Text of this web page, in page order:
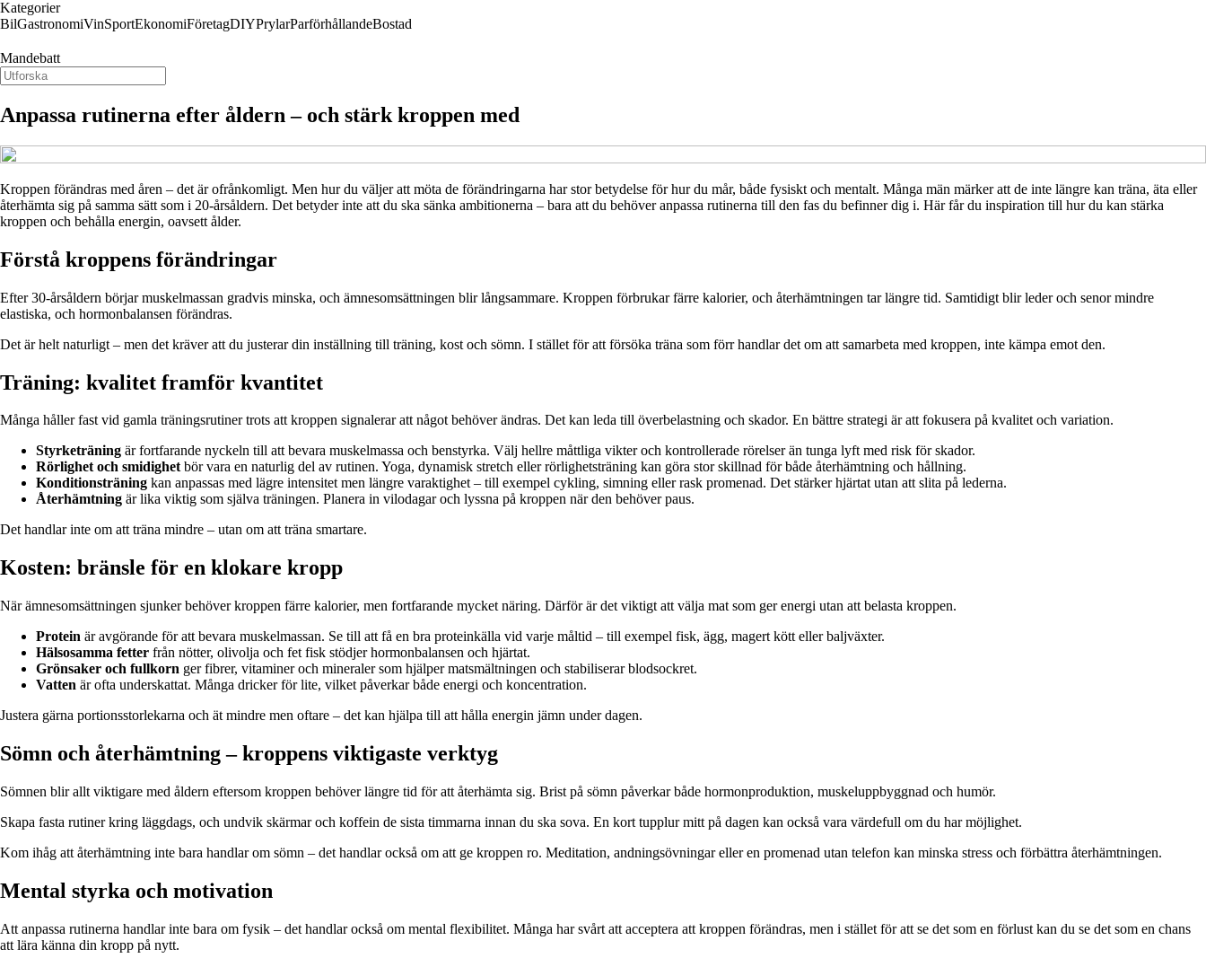
Kategorier
BilGastronomiVinSportEkonomiFöretagDIYPrylarParförhållandeBostad
Mandebatt
Anpassa rutinerna efter åldern – och stärk kroppen med
Kroppen förändras med åren – det är ofrånkomligt. Men hur du väljer att möta de förändringarna har stor betydelse för hur du mår, både fysiskt och mentalt. Många män märker att de inte längre kan träna, äta eller
återhämta sig på samma sätt som i 20-årsåldern. Det betyder inte att du ska sänka ambitionerna – bara att du behöver anpassa rutinerna till den fas du befinner dig i. Här får du inspiration till hur du kan stärka
kroppen och behålla energin, oavsett ålder.
Förstå kroppens förändringar
Efter 30-årsåldern börjar muskelmassan gradvis minska, och ämnesomsättningen blir långsammare. Kroppen förbrukar färre kalorier, och återhämtningen tar längre tid. Samtidigt blir leder och senor mindre
elastiska, och hormonbalansen förändras.
Det är helt naturligt – men det kräver att du justerar din inställning till träning, kost och sömn. I stället för att försöka träna som förr handlar det om att samarbeta med kroppen, inte kämpa emot den.
Träning: kvalitet framför kvantitet
Många håller fast vid gamla träningsrutiner trots att kroppen signalerar att något behöver ändras. Det kan leda till överbelastning och skador. En bättre strategi är att fokusera på kvalitet och variation.
Styrketräning är fortfarande nyckeln till att bevara muskelmassa och benstyrka. Välj hellre måttliga vikter och kontrollerade rörelser än tunga lyft med risk för skador.
Rörlighet och smidighetbör vara en naturlig del av rutinen. Yoga, dynamisk stretch eller rörlighetsträning kan göra stor skillnad för både återhämtning och hållning.
Konditionsträning kan anpassas med lägre intensitet men längre varaktighet – till exempel cykling, simning eller rask promenad. Det stärker hjärtat utan att slita på lederna.
Återhämtning är lika viktig som själva träningen. Planera in vilodagar och lyssna på kroppen när den behöver paus.
Det handlar inte om att träna mindre – utan om att träna smartare.
Kosten: bränsle för en klokare kropp
När ämnesomsättningen sjunker behöver kroppen färre kalorier, men fortfarande mycket näring. Därför är det viktigt att välja mat som ger energi utan att belasta kroppen.
Protein är avgörande för att bevara muskelmassan. Se till att få en bra proteinkälla vid varje måltid – till exempel fisk, ägg, magert kött eller baljväxter.
Hälsosamma fetter från nötter, olivolja och fet fisk stödjer hormonbalansen och hjärtat.
Grönsaker och fullkorn ger fibrer, vitaminer och mineraler som hjälper matsmältningen och stabiliserar blodsockret.
Vatten är ofta underskattat. Många dricker för lite, vilket påverkar både energi och koncentration.
Justera gärna portionsstorlekarna och ät mindre men oftare – det kan hjälpa till att hålla energin jämn under dagen.
Sömn och återhämtning – kroppens viktigaste verktyg
Sömnen blir allt viktigare med åldern eftersom kroppen behöver längre tid för att återhämta sig. Brist på sömn påverkar både hormonproduktion, muskeluppbyggnad och humör.
Skapa fasta rutiner kring läggdags, och undvik skärmar och koffein de sista timmarna innan du ska sova. En kort tupplur mitt på dagen kan också vara värdefull om du har möjlighet.
Kom ihåg att återhämtning inte bara handlar om sömn – det handlar också om att ge kroppen ro. Meditation, andningsövningar eller en promenad utan telefon kan minska stress och förbättra återhämtningen.
Mental styrka och motivation
Att anpassa rutinerna handlar inte bara om fysik – det handlar också om mental flexibilitet. Många har svårt att acceptera att kroppen förändras, men i stället för att se det som en förlust kan du se det som en chans
att lära känna din kropp på nytt.